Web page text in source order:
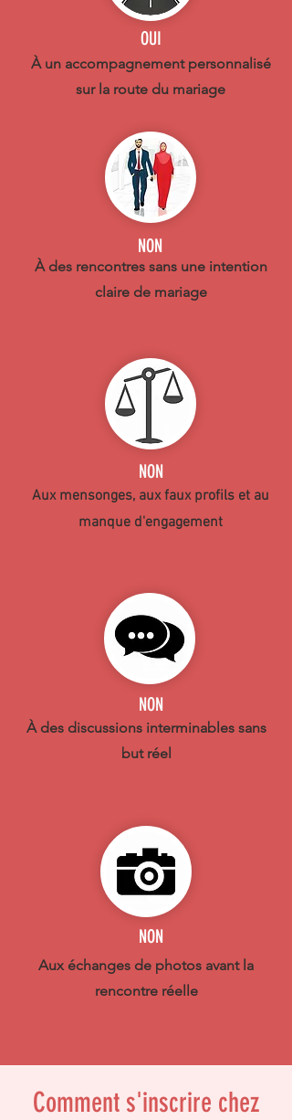
OUI
À un accompagnement personnalisé
sur la route du mariage
NON
À des rencontres sans une intention
claire de mariage
NON
Aux mensonges, aux faux profils et au
manque d'engagement
NON
À des discussions interminables sans
but réel
NON
Aux échanges de photos avant la
rencontre réelle
Comment s'inscrire chez